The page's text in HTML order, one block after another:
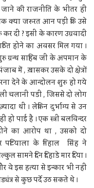
की राजनीति के भीतर ही
क्या जरुरत आन पड़ी कि उसे
दी ? इसी के कारण उग्रवादी
होने का अवसर मिल गया ।
साहिब जी के अपमान के
में , ख़ासकर उसके दो क्षेत्रों
देने के आन्दोलन शुरु हो गये
चलानी पडी , जिससे दो लोग
थी । लेकिन दुर्भाग्य से उन
पाई है । एक स्त्री बलविन्दर
का आरोप था , उसको दो
पटियाला के निहाल सिंह ने
सामने दिन दिहाडे मार दिया ।
वे इस हत्या से इन्कार भी नहीं
से कुछ पर्दे उठ सकते थे ।